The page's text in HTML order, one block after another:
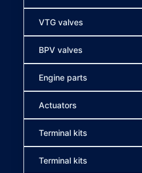
VTG valves
BPV valves
Engine parts
Actuators
Terminal kits
Terminal kits